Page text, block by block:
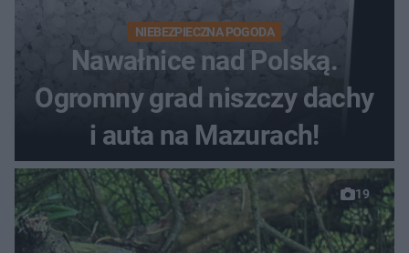
NIEBEZPIECZNA POGODA
Nawałnice nad Polską.
Ogromny grad niszczy dachy
i auta na Mazurach!
19